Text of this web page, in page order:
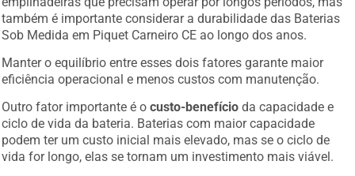
também é importante considerar a durabilidade das Baterias
Sob Medida em Piquet Carneiro CE ao longo dos anos.
Manter o equilíbrio entre esses dois fatores garante maior
eficiência operacional e menos custos com manutenção.
Outro fator importante é ocusto-benefício da capacidade e
ciclo de vida da bateria. Baterias com maior capacidade
podem ter um custo inicial mais elevado, mas se o ciclo de
vida for longo, elas se tornam um investimento mais viável.